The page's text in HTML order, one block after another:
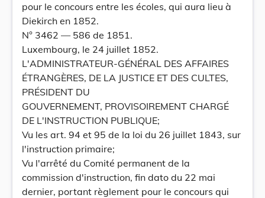
pour le concours entre les écoles, qui aura lieu à
Diekirch en 1852.
N° 3462 — 586 de 1851.
Luxembourg, le 24 juillet 1852.
L'ADMINISTRATEUR-GÉNÉRAL DES AFFAIRES
ÉTRANGÈRES, DE LA JUSTICE ET DES CULTES,
PRÉSIDENT DU
GOUVERNEMENT, PROVISOIREMENT CHARGÉ
DE L'INSTRUCTION PUBLIQUE;
Vu les art. 94 et 95 de la loi du 26 juillet 1843, sur
l'instruction primaire;
Vu l'arrêté du Comité permanent de la
commission d'instruction, fin dato du 22 mai
dernier, portant règlement pour le concours qui